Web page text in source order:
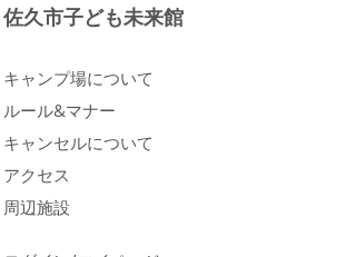
佐久市子ども未来館
キャンプ場について
ルール&マナー
キャンセルについて
アクセス
周辺施設